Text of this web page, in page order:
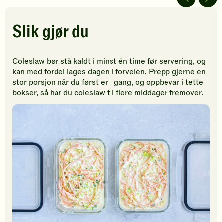
Klikk
for
din
vurdering.
din
vurdering.
5
din
Slik gjør du
Coleslaw bør stå kaldt i minst én time før servering, og
kan med fordel lages dagen i forveien. Prepp gjerne en
stor porsjon når du først er i gang, og oppbevar i tette
bokser, så har du coleslaw til flere middager fremover.